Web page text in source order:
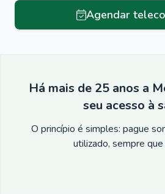
Agendar
Há mais de 25 anos a
seu acesso à
O princípio é simples: pague
utilizado, sempre que